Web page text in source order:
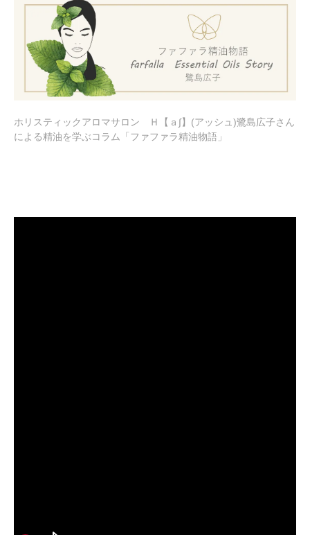
ホリスティックアロマサロン Ｈ【ａ∫】(アッシュ)鷺島広子さん
による精油を学ぶコラム「ファファラ精油物語」